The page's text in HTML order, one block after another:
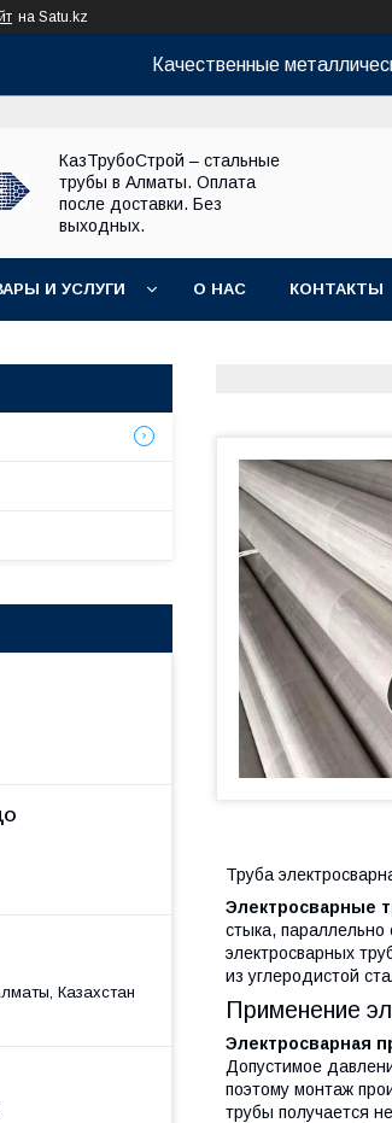
на Satu.kz
Качественные
КазТрубоСтрой – стальные
трубы в Алматы. Оплата
после доставки. Без
выходных.
И УСЛУГИ О НАС КОНТАКТЫ
Труба
Электросварные
стыка,
электросварных
из углеродистой
Применение
Электросварная
Допустимое
поэтому монтаж
трубы получается
Казахстан